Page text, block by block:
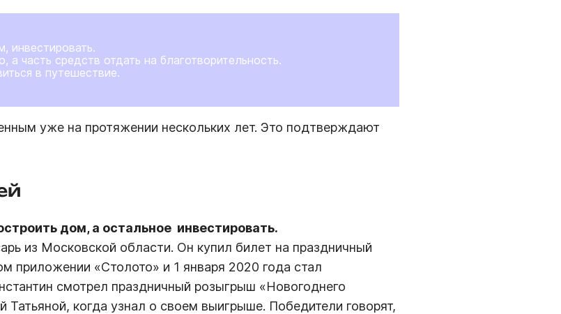
инвестировать.
а часть средств отдать на благотворительность.
в путешествие.
уже на протяжении нескольких лет. Это подтверждают
дом, а остальное  инвестировать.
из Московской области. Он купил билет на праздничный
приложении «Столото» и 1 января 2020 года стал
смотрел праздничный розыгрыш «Новогоднего
когда узнал о своем выигрыше. Победители говорят,